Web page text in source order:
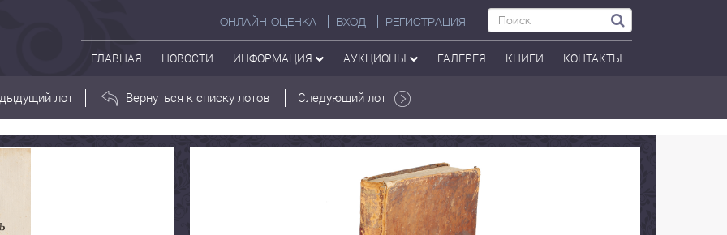
ОНЛАЙН-ОЦЕНКА ВХОД РЕГИСТРАЦИЯ
ГЛАВНАЯ НОВОСТИ ИНФОРМАЦИЯ АУКЦИОНЫ ГАЛЕРЕЯ КНИГИ КОНТАКТЫ
лот Вернуться к списку лотов Следующий лот